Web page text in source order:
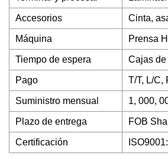
Accesorios Cinta,
Máquina Prensa
Tiempo de espera Cajas de
Pago T/T, L/C,
Suministro mensual 1, 000,
Plazo de entrega FOB
Certificación